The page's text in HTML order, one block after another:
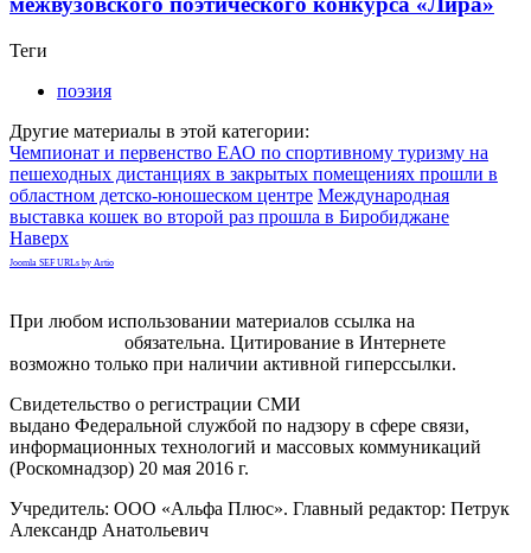
Теги
поэзия
Другие материалы в этой категории:
Чемпионат и первенство ЕАО по спортивному туризму на
пешеходных дистанциях в закрытых помещениях прошли в
областном детско-юношеском центре Международная
выставка кошек во второй раз прошла в Биробиджане
Наверх
Joomla SEF URLs by Artio
При любом использовании материалов ссылка на
обязательна. Цитирование в Интернете
возможно только при наличии активной гиперссылки.
Свидетельство о регистрации СМИ
выдано Федеральной службой по надзору в сфере связи,
информационных технологий и массовых коммуникаций
(Роскомнадзор) 20 мая 2016 г.
Учредитель: ООО «Альфа Плюс». Главный редактор: Петрук
Александр Анатольевич